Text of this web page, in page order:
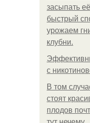
засыпать
быстрый
урожаем
клубни.
с
В том
стоят
плодов